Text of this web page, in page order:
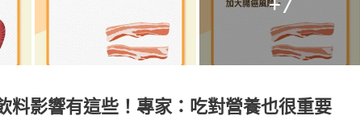
料影響有這些！專家：吃對營養也很重要